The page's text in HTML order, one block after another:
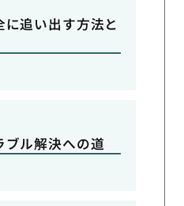
追い出す方法と
ブル解決への道